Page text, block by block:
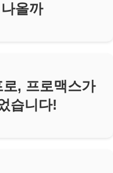
올까
, 프로맥스가
습니다!